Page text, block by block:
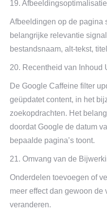
19. Afbeeldingsoptimalisatie
Afbeeldingen op de pagina
belangrijke relevantie
bestandsnaam, alt-tekst,
20. Recentheid van Inhoud
De Google Caffeine filter
geüpdatet content, in het
zoekopdrachten. Het
doordat Google de datum
bepaalde pagina’s toont.
21. Omvang van de
Onderdelen toevoegen of
meer effect dan gewoon de
veranderen.